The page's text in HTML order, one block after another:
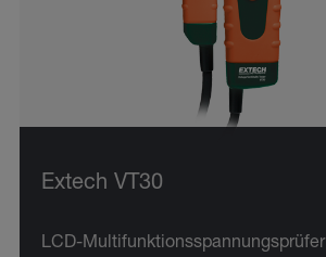
Extech VT30
LCD-Multifunktionsspannungsprüfer